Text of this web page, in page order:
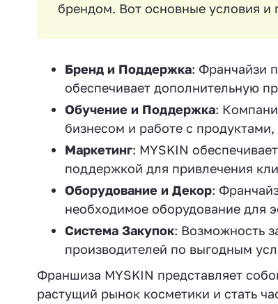
брендом. Вот основные условия и
Бренд и Поддержка: Франчайзи
обеспечивает дополнительную
Обучение и Поддержка:
бизнесом и работе с
Маркетинг: MYSKIN
поддержкой для привлечения
Оборудование и Декор:
необходимое оборудование для
Система Закупок: Возможность
производителей по выгодным
Франшиза MYSKIN представляет
растущий рынок косметики и стать